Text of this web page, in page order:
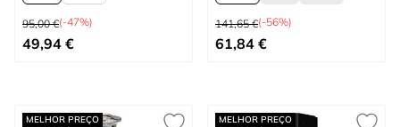
Preço Normal
95,00 €(-47%)
Tão baixo quanto
49,94 €
Preço Normal
141,65 €(-56%)
Tão baixo quanto
61,84 €
MELHOR PREÇO
MELHOR PREÇO